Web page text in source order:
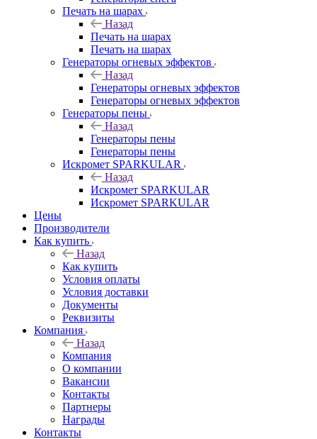
Печать на шарах
Назад
Печать на шарах
Печать на шарах
Генераторы огневых эффектов
Назад
Генераторы огневых эффектов
Генераторы огневых эффектов
Генераторы пены
Назад
Генераторы пены
Генераторы пены
Искромет SPARKULAR
Назад
Искромет SPARKULAR
Искромет SPARKULAR
Цены
Производители
Как купить
Назад
Как купить
Условия оплаты
Условия доставки
Документы
Реквизиты
Компания
Назад
Компания
О компании
Вакансии
Контакты
Партнеры
Награды
Контакты